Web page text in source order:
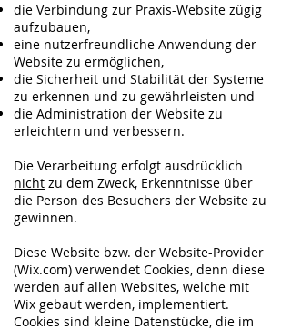
die Verbindung zur Praxis-Website zügig
aufzubauen,
eine nutzerfreundliche Anwendung der
Website zu ermöglichen,
die Sicherheit und Stabilität der Systeme
zu erkennen und zu gewährleisten und
die Administration der Website zu
erleichtern und verbessern.
Die Verarbeitung erfolgt ausdrücklich
nicht zu dem Zweck, Erkenntnisse über
die Person des Besuchers der Website zu
gewinnen.
Diese Website bzw. der Website-Provider
(Wix.com) verwendet Cookies, denn diese
werden auf allen Websites, welche mit
Wix gebaut werden, implementiert.
Cookies sind kleine Datenstücke, die im